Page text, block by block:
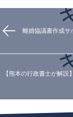
離婚協議書作成サ
【熊本の行政書士が解